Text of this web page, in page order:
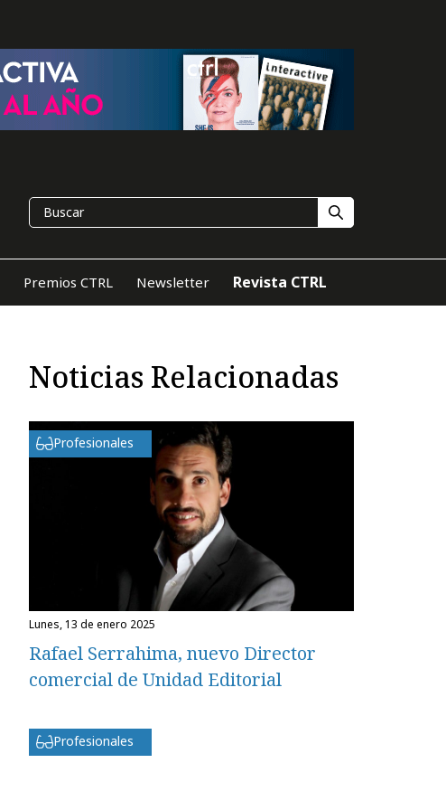
Premios CTRL Newsletter Revista CTRL
Noticias Relacionadas
Profesionales
lunes, 13 de enero 2025
Rafael Serrahima, nuevo Director
comercial de Unidad Editorial
Profesionales